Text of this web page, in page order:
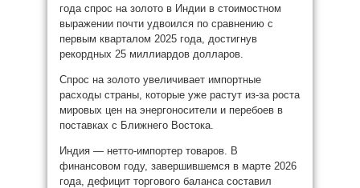
года спрос на золото в Индии в стоимостном
выражении почти удвоился по сравнению с
первым кварталом 2025 года, достигнув
рекордных 25 миллиардов долларов.
Спрос на золото увеличивает импортные
расходы страны, которые уже растут из-за роста
мировых цен на энергоносители и перебоев в
поставках с Ближнего Востока.
Индия — нетто-импортер товаров. В
финансовом году, завершившемся в марте 2026
года, дефицит торгового баланса составил